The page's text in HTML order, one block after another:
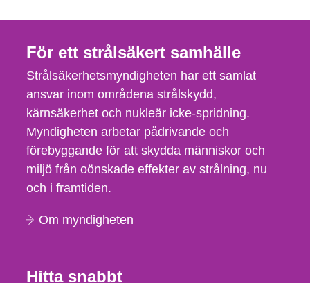
För ett strålsäkert samhälle
Strålsäkerhetsmyndigheten har ett samlat
ansvar inom områdena strålskydd,
kärnsäkerhet och nukleär icke-spridning.
Myndigheten arbetar pådrivande och
förebyggande för att skydda människor och
miljö från oönskade effekter av strålning, nu
och i framtiden.
Om myndigheten
Hitta snabbt